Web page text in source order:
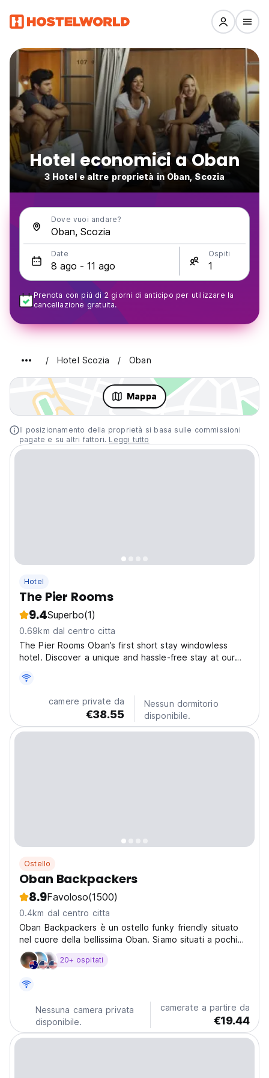
Hotel economici a Oban
3 Hotel e altre proprietà in Oban, Scozia
Dove vuoi andare?
Date Ospiti
Prenota con piú di 2 giorni di anticipo per utilizzare la
cancellazione gratuita.
Hotel Scozia Oban
Mappa
Il posizionamento della proprietà si basa sulle commissioni
pagate e su altri fattori. Leggi tutto
Hotel
The Pier Rooms
9.4Superbo(1)
0.69km dal centro citta
The Pier Rooms Oban’s first short stay windowless
hotel. Discover a unique and hassle-free stay at our
located right on the pier in beautiful Oban. Our
establishment is designed for short stays, offering...
camere private da
€38.55
Nessun dormitorio
disponibile.
Ostello
Oban Backpackers
8.9Favoloso(1500)
0.4km dal centro citta
Oban Backpackers è un ostello funky friendly situato
nel cuore della bellissima Oban. Siamo situati a pochi
minuti a piedi dal vivace porto e dalle porte delle isole
circostanti.20+ ospitati
Nessuna camera privata
disponibile.
camerate a partire da
€19.44